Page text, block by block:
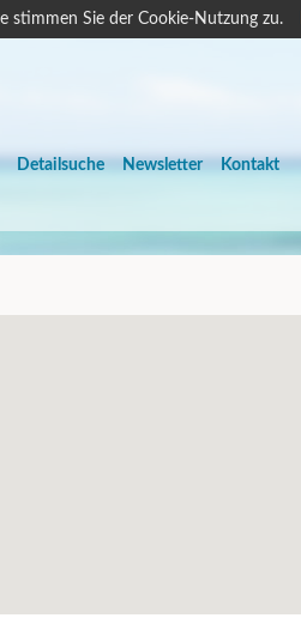
stimmen Sie der Cookie-Nutzung zu.
Detailsuche Newsletter Kontakt